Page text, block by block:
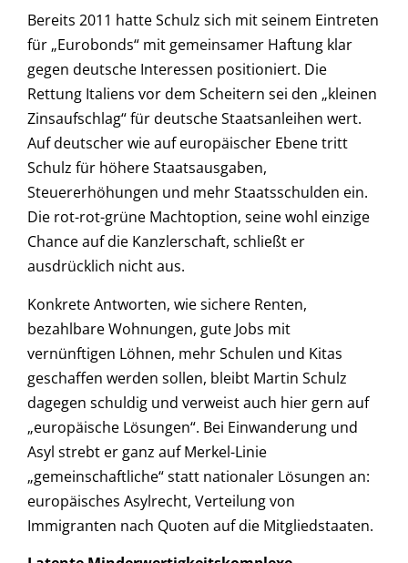
Bereits 2011 hatte Schulz sich mit seinem Eintreten
für „Eurobonds“ mit gemeinsamer Haftung klar
gegen deutsche Interessen positioniert. Die
Rettung Italiens vor dem Scheitern sei den „kleinen
Zinsaufschlag“ für deutsche Staatsanleihen wert.
Auf deutscher wie auf europäischer Ebene tritt
Schulz für höhere Staatsausgaben,
Steuererhöhungen und mehr Staatsschulden ein.
Die rot-rot-grüne Machtoption, seine wohl einzige
Chance auf die Kanzlerschaft, schließt er
ausdrücklich nicht aus.
Konkrete Antworten, wie sichere Renten,
bezahlbare Wohnungen, gute Jobs mit
vernünftigen Löhnen, mehr Schulen und Kitas
geschaffen werden sollen, bleibt Martin Schulz
dagegen schuldig und verweist auch hier gern auf
„europäische Lösungen“. Bei Einwanderung und
Asyl strebt er ganz auf Merkel-Linie
„gemeinschaftliche“ statt nationaler Lösungen an:
europäisches Asylrecht, Verteilung von
Immigranten nach Quoten auf die Mitgliedstaaten.